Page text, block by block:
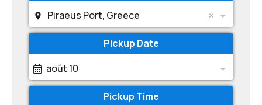
Piraeus Port, Greece
Pickup Date
août 10
Pickup Time